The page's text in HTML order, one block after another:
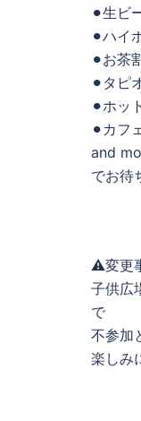
⚫︎生ビ
⚫︎ハイ
⚫︎お茶
⚫︎タピ
⚫︎ホッ
⚫︎カフ
and
でお待
⚠️変更
子供広
で
不参加
楽しみ